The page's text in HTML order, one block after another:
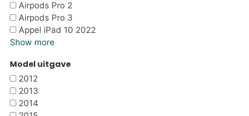
Airpods Pro 2
Airpods Pro 3
Appel iPad 10 2022
Show more
Model uitgave
2012
2013
2014